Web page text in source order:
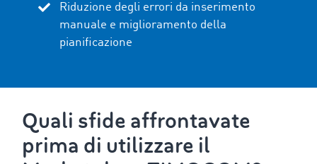
Riduzione degli errori da inserimento
manuale e miglioramento della
pianificazione
Quali sfide affrontavate
prima di utilizzare il